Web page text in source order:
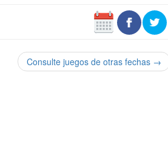
Consulte juegos de otras fechas →